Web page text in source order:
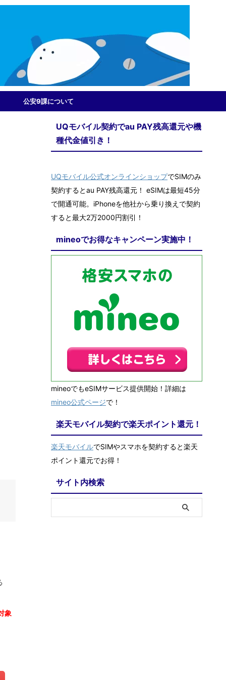
公安9課について
象
UQモバイル契約でau PAY残高還元や機
種代金値引き！
UQモバイル公式オンラインショップでSIMのみ
契約するとau PAY残高還元！ eSIMは最短45分
で開通可能。iPhoneを他社から乗り換えで契約
すると最大2万2000円割引！
mineoでお得なキャンペーン実施中！
mineoでもeSIMサービス提供開始！詳細は
mineo公式ページで！
楽天モバイル契約で楽天ポイント還元！
楽天モバイルでSIMやスマホを契約すると楽天
ポイント還元でお得！
サイト内検索